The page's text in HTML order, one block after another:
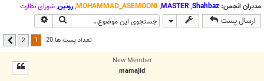
مدیران انجمن: Shahbaz
,
MASTER
,
MOHAMMAD_ASEMOONI
,رونین,شوراي نظارت
ارسال پست جستجو
تعداد پست ها:20 2 بعدی
New Member
mamajid